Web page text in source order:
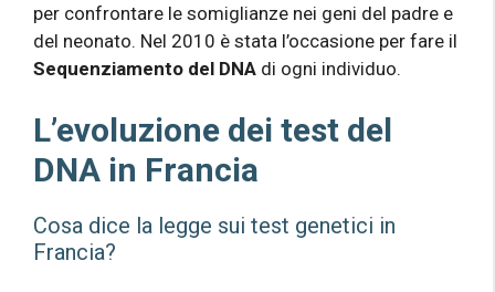
per confrontare le somiglianze nei geni del padre e
del neonato. Nel 2010 è stata l’occasione per fare il
Sequenziamento del DNA di ogni individuo.
L’evoluzione dei test del
DNA in Francia
Cosa dice la legge sui test genetici in
Francia?